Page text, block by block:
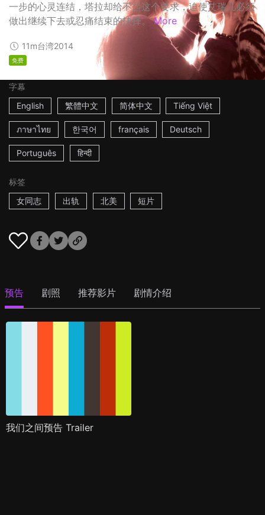
一步的心灵连结，塔拉却给不起这个要求，迫使艾瑞儿必须
做出继续下去或忍痛结束的抉择。 More
11m台湾2014
免费
字幕
English
繁體中文 简体中文 Tiếng Việt
ภาษาไทย 한국어 français Deutsch
Português हिन्दी
标签
女同志
出轨 北美 短片
预告 剧照 推荐影片 剧情介绍
我们之间预告 Trailer